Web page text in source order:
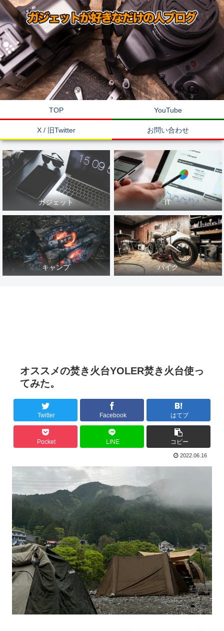
TOP YouTube
X / 旧Twitter お問い合わせ
ガジェット IT
キャンプ バイク
オススメの焚き火台YOLER焚き火台使っ
てみた。
Twitter Facebook はてブ
Pocket LINE コピー
2022.06.16